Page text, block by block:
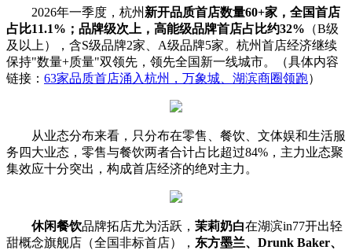
2026年一季度，杭州 新开品质首店数量60+家 ， 全国首店
占比11.1% ； 品牌级次上， 高能级品牌首店占比约32% （B级
及以上），含S级品牌2家、A级品牌5家。杭州首店经济继续
保持"数量+质量"双领先，领先全国新一线城市。（具体内容
链接： 63家品质首店涌入杭州，万象城、湖滨商圈领跑）
从业态分布来看，只分布在零售、餐饮、文体娱和生活服
务四大业态，零售与餐饮两者合计占比超过84%，主力业态聚
集效应十分突出，构成首店经济的绝对主力。
休闲餐饮品牌拓店尤为活跃， 茉莉奶白在湖滨in77开出轻
甜概念旗舰店（全国非标首店）， 东方墨兰、Drunk Baker、